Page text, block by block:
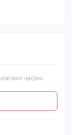
часом.